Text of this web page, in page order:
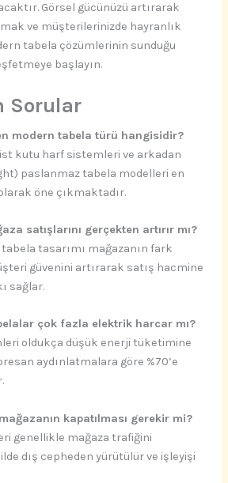
Görsel gücünüzü artırarak
ve müşterilerinizde hayranlık
tabela çözümlerinin sunduğu
başlayın.
Sorular
modern tabela türü hangisidir?
kutu harf sistemleri ve arkadan
paslanmaz tabela modelleri en
öne çıkmaktadır.
satışlarını gerçekten artırır mı?
tasarımı mağazanın fark
güvenini artırarak satış hacmine
sağlar.
çok fazla elektrik harcar mı?
oldukça düşük enerji tüketimine
aydınlatmalara göre %70’e
kapatılması gerekir mi?
genellikle mağaza trafiğini
dış cepheden yürütülür ve işleyişi